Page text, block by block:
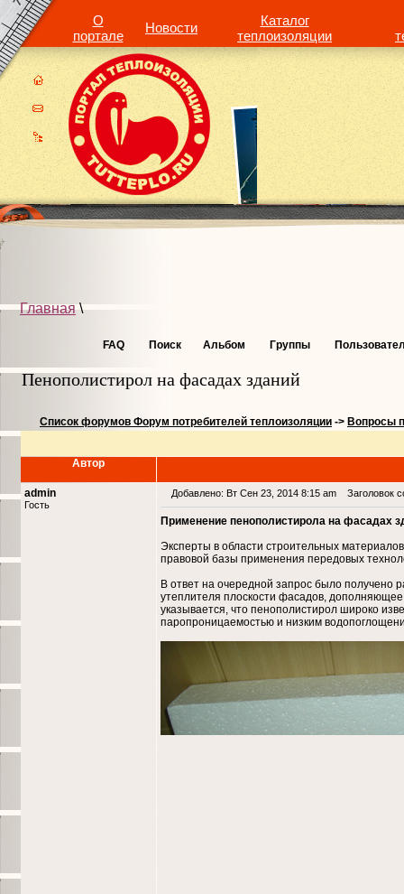
О
портале
Новости
Каталог
теплоизоляции
Главная\
FAQ Поиск Альбом Группы
Пенополистирол на фасадах зданий
Список форумов Форум потребителей теплоизоляции -> Вопросы
Автор
admin
Гость
Добавлено: Вт Сен 23, 2014 8:15 am Заголовок
Применение пенополистирола на фасадах
Эксперты в области строительных
правовой базы применения передовых
В ответ на очередной запрос было
утеплителя плоскости фасадов,
указывается, что пенополистирол широко
паропроницаемостью и низким